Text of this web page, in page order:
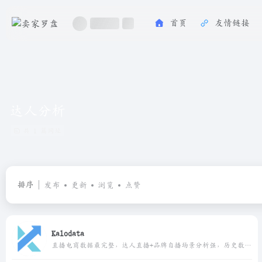
首页 友情链接
排序 发布 更新 浏览 点赞
Kalodata
直播电商数据最完整，达人直播+品牌自播场景分析强，历史数据窗口长，适合做竞品复盘